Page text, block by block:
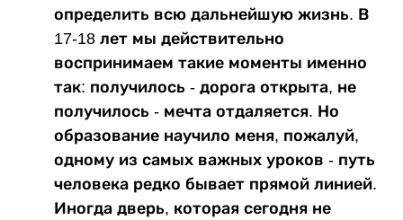
определить всю дальнейшую жизнь. В
17-18 лет мы действительно
воспринимаем такие моменты именно
так: получилось - дорога открыта, не
получилось - мечта отдаляется. Но
образование научило меня, пожалуй,
одному из самых важных уроков - путь
человека редко бывает прямой линией.
Иногда дверь, которая сегодня не